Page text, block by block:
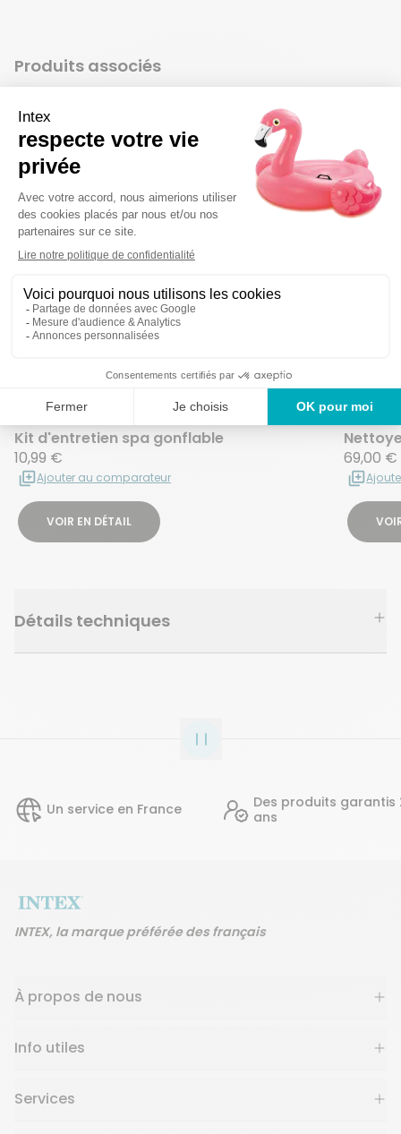
Produits associés
Kit d'entretien spa gonflable
10,99 €
Ajouter au comparateur
VOIR EN DÉTAIL
69,00 €
Détails techniques
Un service en France
Des produits garantis 2
ans
INTEX, la marque préférée des français
À propos de nous
Info utiles
Services